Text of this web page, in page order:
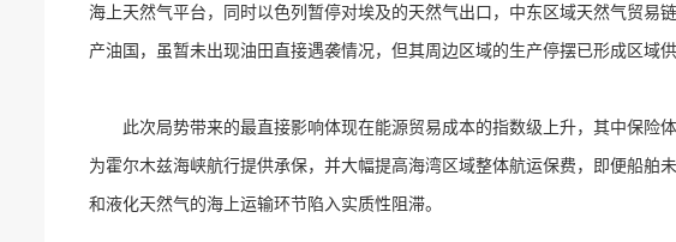
海上天然气平台，同时以色列暂停对埃及的天然气出口，中东区域天然气贸易
产油国，虽暂未出现油田直接遇袭情况，但其周边区域的生产停摆已形成区域
此次局势带来的最直接影响体现在能源贸易成本的指数级上升，其中保险
为霍尔木兹海峡航行提供承保，并大幅提高海湾区域整体航运保费，即便船舶
和液化天然气的海上运输环节陷入实质性阻滞。